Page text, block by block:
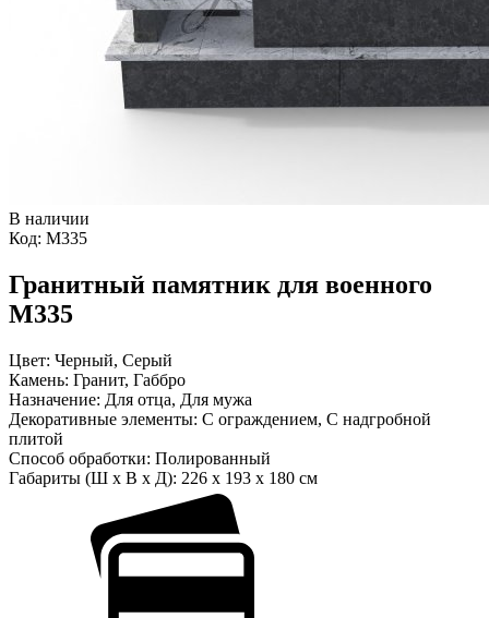
В наличии
Код: М335
Гранитный памятник для военного
М335
Цвет: Черный, Серый
Камень: Гранит, Габбро
Назначение: Для отца, Для мужа
Декоративные элементы: С ограждением, С надгробной
плитой
Способ обработки: Полированный
Габариты (Ш x В x Д): 226 x 193 x 180 см